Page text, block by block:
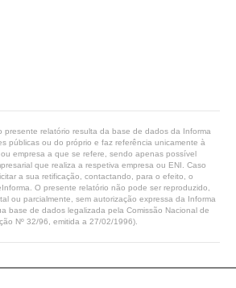
presente relatório resulta da base de dados da Informa
públicas ou do próprio e faz referência unicamente à
empresa a que se refere, sendo apenas possível
que realiza a respetiva empresa ou ENI. Caso
a sua retificação, contactando, para o efeito, o
O presente relatório não pode ser reproduzido,
ou parcialmente, sem autorização expressa da Informa
base de dados legalizada pela Comissão Nacional de
Nº 32/96, emitida a 27/02/1996).